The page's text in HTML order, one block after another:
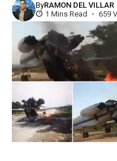
ByRAMON DEL VILLAR
1 Mins Read
659